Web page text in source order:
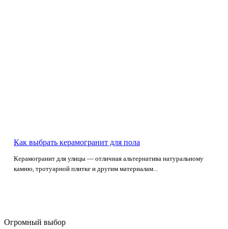
Как выбрать керамогранит для пола
Керамогранит для улицы — отличная альтернатива натуральному
камню, тротуарной плитке и другим материалам...
Огромный выбор